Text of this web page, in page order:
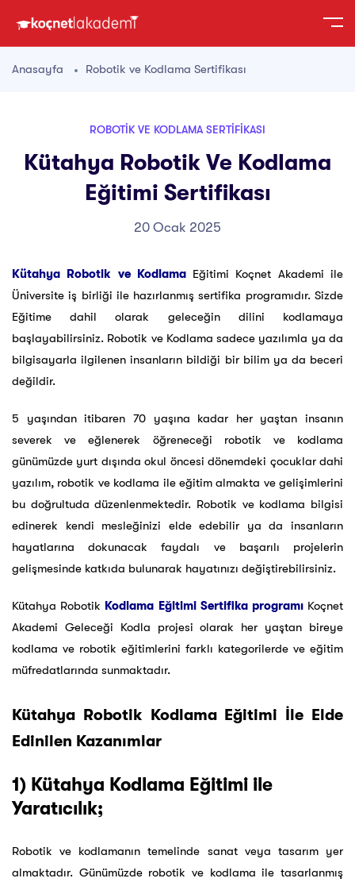
Anasayfa Robotik ve Kodlama Sertifikası
ROBOTIK VE KODLAMA SERTIFIKASI
Kütahya Robotik Ve Kodlama
Eğitimi Sertifikası
20 Ocak 2025
Kütahya Robotik ve Kodlama Eğitimi Koçnet Akademi ile
Üniversite iş birliği ile hazırlanmış sertifika programıdır. Sizde
Eğitime dahil olarak geleceğin dilini kodlamaya
başlayabilirsiniz. Robotik ve Kodlama sadece yazılımla ya da
bilgisayarla ilgilenen insanların bildiği bir bilim ya da beceri
değildir.
5 yaşından itibaren 70 yaşına kadar her yaştan insanın
severek ve eğlenerek öğreneceği robotik ve kodlama
günümüzde yurt dışında okul öncesi dönemdeki çocuklar dahi
yazılım, robotik ve kodlama ile eğitim almakta ve gelişimlerini
bu doğrultuda düzenlenmektedir. Robotik ve kodlama bilgisi
edinerek kendi mesleğinizi elde edebilir ya da insanların
hayatlarına dokunacak faydalı ve başarılı projelerin
gelişmesinde katkıda bulunarak hayatınızı değiştirebilirsiniz.
Kütahya Robotik Kodlama Eğitimi Sertifika programıKoçnet
Akademi Geleceği Kodla projesi olarak her yaştan bireye
kodlama ve robotik eğitimlerini farklı kategorilerde ve eğitim
müfredatlarında sunmaktadır.
Kütahya Robotik Kodlama Eğitimi İle Elde
Edinilen Kazanımlar
1) Kütahya Kodlama Eğitimi ile
Yaratıcılık;
Robotik ve kodlamanın temelinde sanat veya tasarım yer
almaktadır. Günümüzde robotik ve kodlama ile tasarlanmış